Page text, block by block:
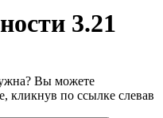
3.21
Вы можете
кликнув по ссылке слевав